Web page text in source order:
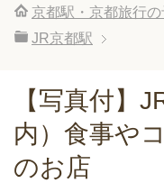
京都駅・京都旅行
JR京都駅
【写真付】
内）食事や
のお店